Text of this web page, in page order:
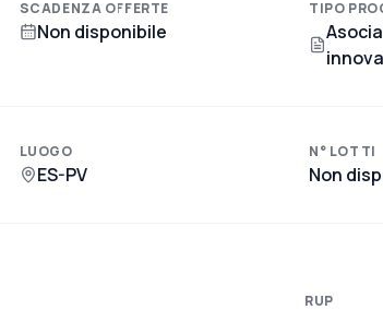
SCADENZA OFFERTE
Non disponibile
TIPO
LUOGO
ES-PV
N° LOTTI
Non
RUP